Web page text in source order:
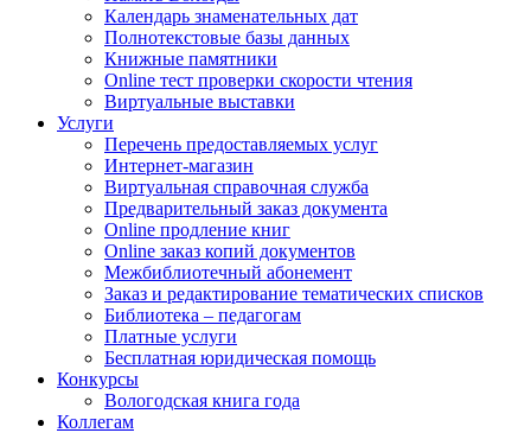
Календарь знаменательных дат
Полнотекстовые базы данных
Книжные памятники
Online тест проверки скорости чтения
Виртуальные выставки
Услуги
Перечень предоставляемых услуг
Интернет-магазин
Виртуальная справочная служба
Предварительный заказ документа
Online продление книг
Online заказ копий документов
Межбиблиотечный абонемент
Заказ и редактирование тематических списков
Библиотека – педагогам
Платные услуги
Бесплатная юридическая помощь
Конкурсы
Вологодская книга года
Коллегам